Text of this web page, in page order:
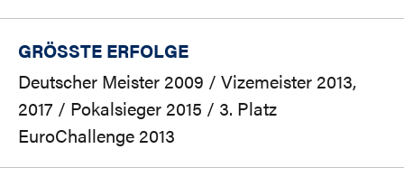
GRÖSSTE ERFOLGE
Deutscher Meister 2009 / Vizemeister 2013,
2017 / Pokalsieger 2015 / 3. Platz
EuroChallenge 2013